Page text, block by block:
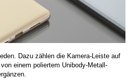
Dazu zählen die Kamera-Leiste auf
einem poliertem Unibody-Metall-